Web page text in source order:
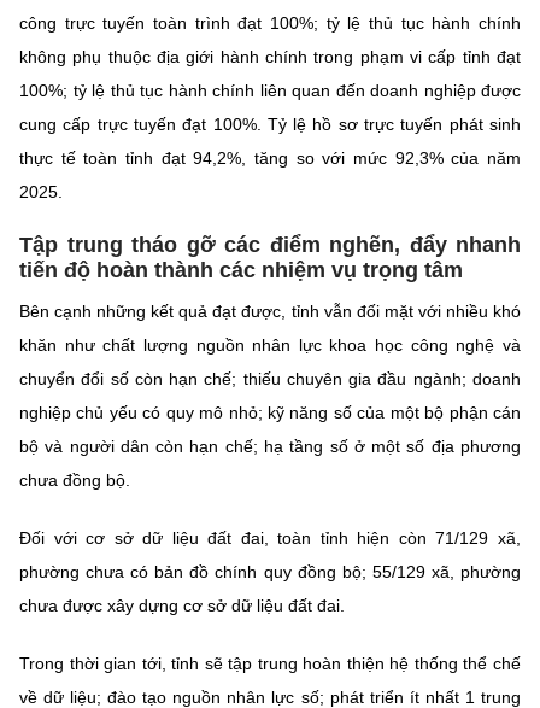
công trực tuyến toàn trình đạt 100%; tỷ lệ thủ tục hành chính
không phụ thuộc địa giới hành chính trong phạm vi cấp tỉnh đạt
100%; tỷ lệ thủ tục hành chính liên quan đến doanh nghiệp được
cung cấp trực tuyến đạt 100%. Tỷ lệ hồ sơ trực tuyến phát sinh
thực tế toàn tỉnh đạt 94,2%, tăng so với mức 92,3% của năm
2025.
Tập trung tháo gỡ các điểm nghẽn, đẩy nhanh
tiến độ hoàn thành các nhiệm vụ trọng tâm
Bên cạnh những kết quả đạt được, tỉnh vẫn đối mặt với nhiều khó
khăn như chất lượng nguồn nhân lực khoa học công nghệ và
chuyển đổi số còn hạn chế; thiếu chuyên gia đầu ngành; doanh
nghiệp chủ yếu có quy mô nhỏ; kỹ năng số của một bộ phận cán
bộ và người dân còn hạn chế; hạ tầng số ở một số địa phương
chưa đồng bộ.
Đối với cơ sở dữ liệu đất đai, toàn tỉnh hiện còn 71/129 xã,
phường chưa có bản đồ chính quy đồng bộ; 55/129 xã, phường
chưa được xây dựng cơ sở dữ liệu đất đai.
Trong thời gian tới, tỉnh sẽ tập trung hoàn thiện hệ thống thể chế
về dữ liệu; đào tạo nguồn nhân lực số; phát triển ít nhất 1 trung